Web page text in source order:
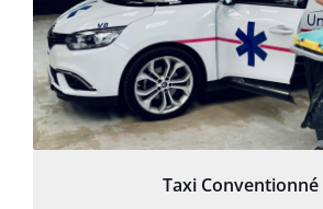
Taxi Conventionné